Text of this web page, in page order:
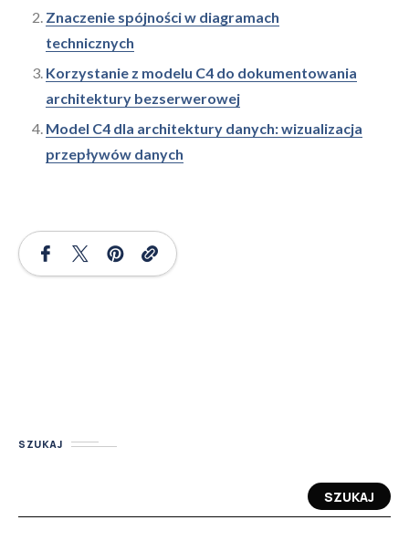
Znaczenie spójności w diagramach
technicznych
Korzystanie z modelu C4 do dokumentowania
architektury bezserwerowej
Model C4 dla architektury danych: wizualizacja
przepływów danych
SZUKAJ
SZUKAJ